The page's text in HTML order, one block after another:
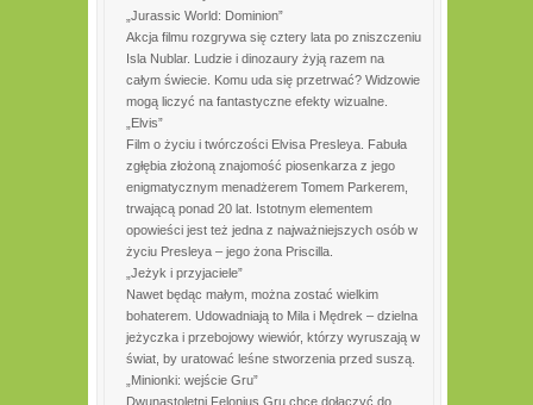
„Jurassic World: Dominion”
Akcja filmu rozgrywa się cztery lata po zniszczeniu
Isla Nublar. Ludzie i dinozaury żyją razem na
całym świecie. Komu uda się przetrwać? Widzowie
mogą liczyć na fantastyczne efekty wizualne.
„Elvis”
Film o życiu i twórczości Elvisa Presleya. Fabuła
zgłębia złożoną znajomość piosenkarza z jego
enigmatycznym menadżerem Tomem Parkerem,
trwającą ponad 20 lat. Istotnym elementem
opowieści jest też jedna z najważniejszych osób w
życiu Presleya – jego żona Priscilla.
„Jeżyk i przyjaciele”
Nawet będąc małym, można zostać wielkim
bohaterem. Udowadniają to Mila i Mędrek – dzielna
jeżyczka i przebojowy wiewiór, którzy wyruszają w
świat, by uratować leśne stworzenia przed suszą.
„Minionki: wejście Gru”
Dwunastoletni Felonius Gru chce dołączyć do